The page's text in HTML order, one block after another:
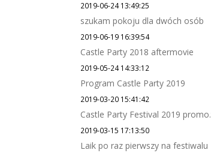
2019-06-24 13:49:25
szukam pokoju dla dwóch osób
2019-06-19 16:39:54
Castle Party 2018 aftermovie
2019-05-24 14:33:12
Program Castle Party 2019
2019-03-20 15:41:42
Castle Party Festival 2019
2019-03-15 17:13:50
Laik po raz pierwszy na festiwalu